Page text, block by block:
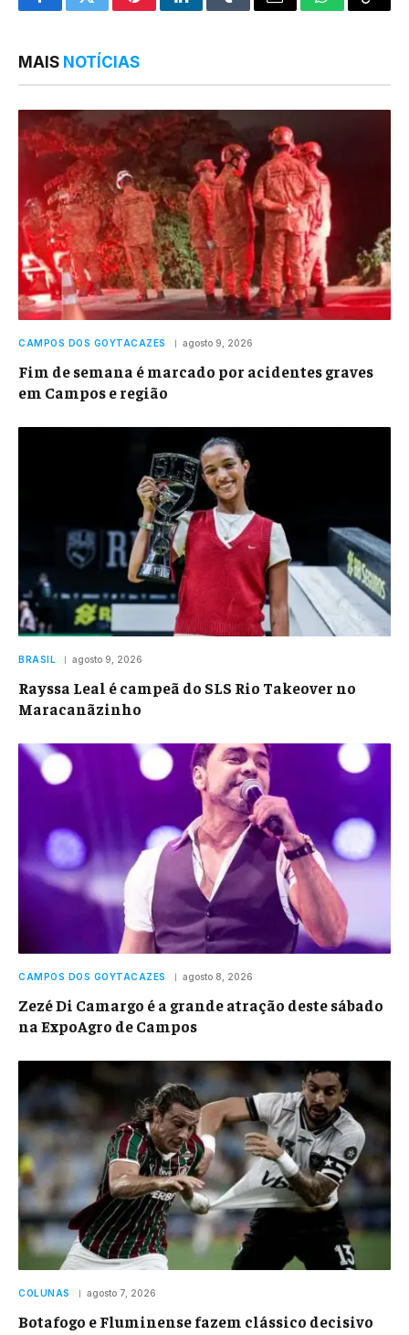
FacebookTwitterPinterestLinkedInTumblrEmail WhatsApp
Copy
MAIS NOTÍCIAS
CAMPOS DOS GOYTACAZES agosto 9, 2026
Fim de semana é marcado por acidentes graves
em Campos e região
BRASIL agosto 9, 2026
Rayssa Leal é campeã do SLS Rio Takeover no
Maracanãzinho
CAMPOS DOS GOYTACAZES agosto 8, 2026
Zezé Di Camargo é a grande atração deste sábado
na ExpoAgro de Campos
COLUNAS agosto 7, 2026
Botafogo e Fluminense fazem clássico decisivo